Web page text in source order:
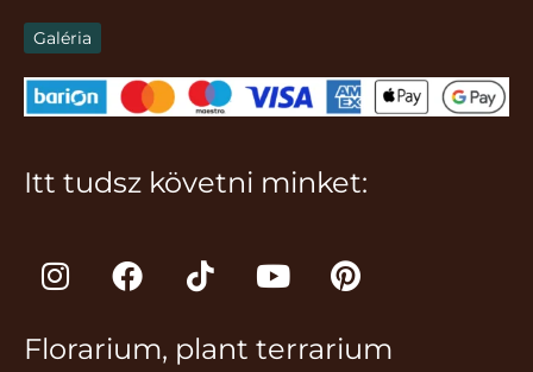
Galéria
Itt tudsz követni minket:
I
n
t
F
a
e
T
i
t
Y
o
t
P
i
t
Florarium, plant terrarium